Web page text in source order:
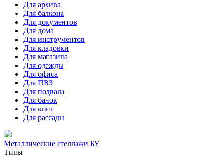
Для архива
Для балкона
Для документов
Для дома
Для инструментов
Для кладовки
Для магазина
Для одежды
Для офиса
Для ПВЗ
Для подвала
Для банок
Для книг
Для рассады
Металлические стеллажи БУ
Типы